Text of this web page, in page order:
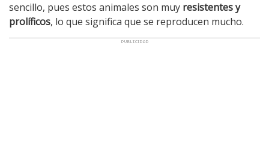
sencillo, pues estos animales son muy resistentes y
prolíficos, lo que significa que se reproducen mucho.